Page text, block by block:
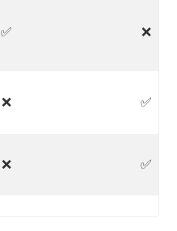
✅ ❌
❌ ✅
❌ ✅